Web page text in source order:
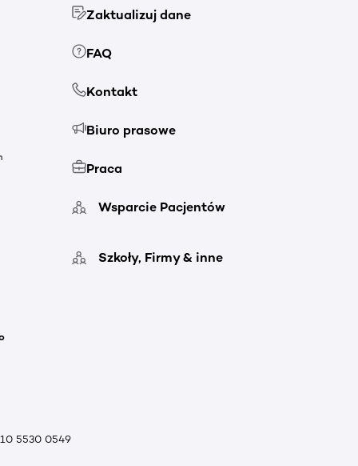
Zaktualizuj dane
FAQ
Kontakt
Biuro prasowe
Praca
Wsparcie Pacjentów
Szkoły, Firmy & inne
5530 0549